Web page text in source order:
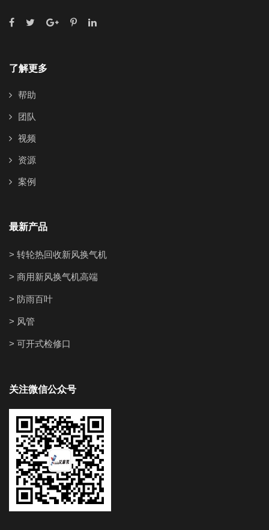
了解更多
帮助
团队
视频
资源
案例
最新产品
> 转轮热回收新风换气机
> 商用新风换气机高端
> 防雨百叶
> 风管
> 可开式检修口
关注微信公众号